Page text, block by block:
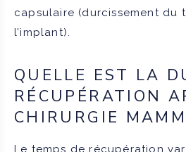
capsulaire (durcissement du
l’implant).
QUELLE EST LA
RÉCUPÉRATION
CHIRURGIE
Le temps de récupération